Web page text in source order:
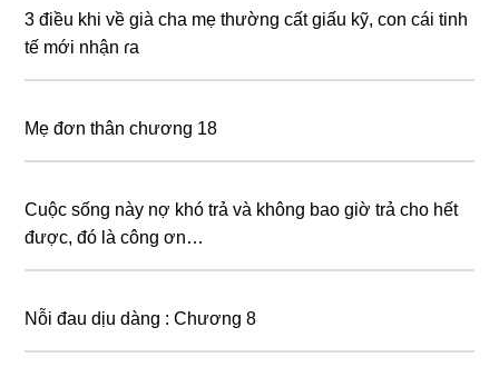
3 điều khi về già cha mẹ thường cất giấu kỹ, con cái tinh
tế mới nhận ɾa
Mẹ đơn thân chương 18
Cuộc sống này nợ khó trả và không bao giờ trả cho hết
được, đó là công ơn…
Nỗi đau dịu dàng : Chương 8